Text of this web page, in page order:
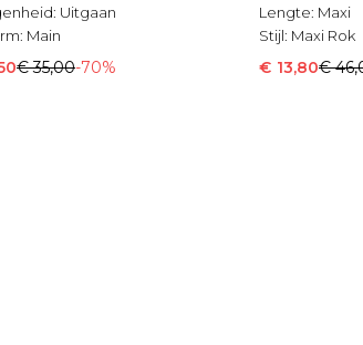
Uitgaan
Main
€ 35,00-70%
Lengte: Maxi
Stijl: Maxi Rok
€ 13,80€